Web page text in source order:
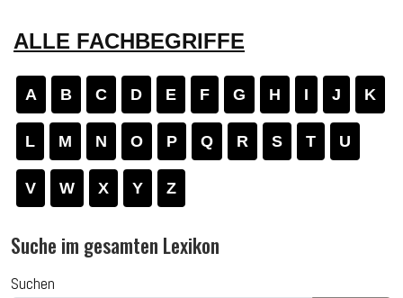
ALLE FACHBEGRIFFE
A B C D E F G H I J K
L M N O P Q R S T U
V W X Y Z
Suche im gesamten Lexikon
Suchen